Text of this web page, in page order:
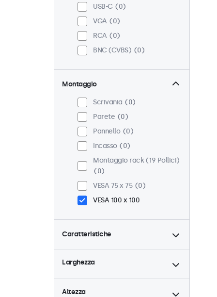
USB-C
0
VGA
0
RCA
0
BNC (CVBS)
0
Montaggio
Scrivania
0
Parete
0
Pannello
0
Incasso
0
Montaggio rack (19 Pollici)
0
VESA 75 x 75
0
VESA 100 x 100
Caratteristiche
4:3 / 5:4
0
9-36 Volt
Dimmerabile
0
Lettore multimediale USB
Larghezza
Altezza